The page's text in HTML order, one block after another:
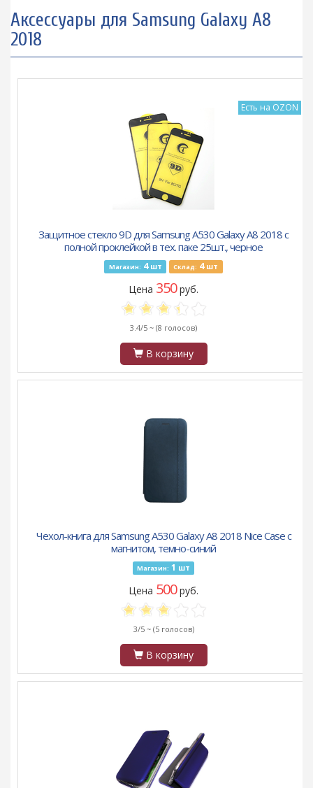
Аксессуары для Samsung Galaxy A8
2018
Есть на OZON
Защитное стекло 9D для Samsung A530 Galaxy A8 2018 с
полной проклейкой в тех. паке 25шт., черное
Магазин: 4шт Склад: 4шт
Цена 350руб.
3.4/5 ~ (8 голосов)
В корзину
Чехол-книга для Samsung A530 Galaxy A8 2018 Nice Case с
магнитом, темно-синий
Магазин: 1 шт
Цена 500руб.
3/5 ~ (5 голосов)
В корзину